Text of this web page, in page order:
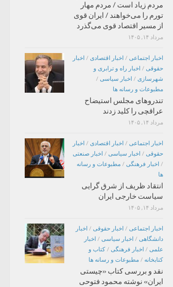
مردم زیاد است / مردم مهار
تورم را می‌خواهند / ایران قوی
از مسیر اقتصاد قوی می‌گذرد
مرداد ۱۴, ۱۴۰۵
اخبار اجتماعی / اخبار اقتصادی / اخبار
حقوقی / اخبار راه و ترابری و
شهرسازی / اخبار سیاسی /
مطبوعات و رسانه ها
تندروهای مجلس استیضاح
عراقچی را کلید زدند
مرداد ۱۴, ۱۴۰۵
اخبار اجتماعی / اخبار اقتصادی / اخبار
حقوقی / اخبار سیاسی / اخبار صنعتی
/ اخبار فرهنگی / مطبوعات و رسانه
ها
انتقاد ظریف از شرق گرایی
سیاست خارجی ایران
مرداد ۱۴, ۱۴۰۵
اخبار اجتماعی / اخبار حقوقی / اخبار
دانشگاهی / اخبار سیاسی / اخبار
علمی / اخبار فرهنگی / کتاب و
کتابخانه / مطبوعات و رسانه ها
نقد و بررسی کتاب «چیستی
ایران» نوشته محمود فتوحی